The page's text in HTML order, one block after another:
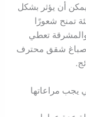
أن يؤثر بشكل
تمنح شعورًا
والمشرقة تعطي
صباغ شقق محترف
يجب مراعاتها